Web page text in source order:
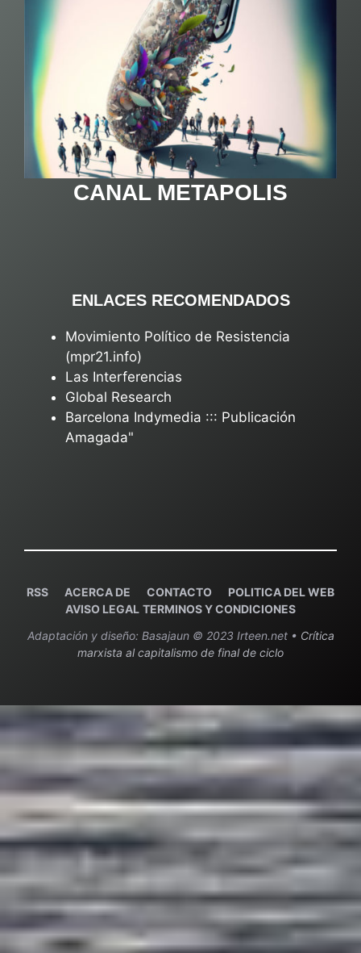
CANAL METAPOLIS
ENLACES RECOMENDADOS
Movimiento Político de Resistencia
(mpr21.info)
Las Interferencias
Global Research
Barcelona Indymedia ::: Publicación
Amagada"
RSS ACERCA DE CONTACTO
POLITICA DEL WEB
AVISO LEGAL TERMINOS Y CONDICIONES
Adaptación y diseño: Basajaun © 2023 Irteen.net • Crítica
marxista al capitalismo de final de ciclo